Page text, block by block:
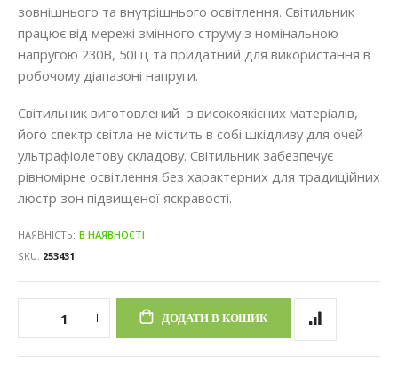
зовнішнього та внутрішнього освітлення. Світильник
працює від мережі змінного струму з номінальною
напругою 230В, 50Гц та придатний для використання в
робочому діапазоні напруги.
Світильник виготовлений з високоякісних матеріалів,
його спектр світла не містить в собі шкідливу для очей
ультрафіолетову складову. Світильник забезпечує
рівномірне освітлення без характерних для традиційних
люстр зон підвищеної яскравості.
НАЯВНІСТЬ: В НАЯВНОСТІ
SKU 253431
ДОДАТИ В КОШИК